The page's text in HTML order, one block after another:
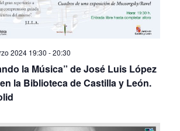
2024 19:30 20:30
la Música” de José Luis López
la Biblioteca de Castilla y León.